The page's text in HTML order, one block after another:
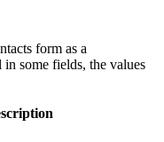
form as a
some fields, the values